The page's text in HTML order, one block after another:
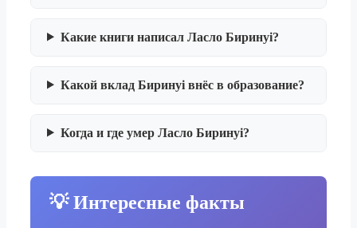
Какие книги написал Ласло Биринyi?
Какой вклад Биринyi внёс в образование?
Когда и где умер Ласло Биринyi?
💡 Интересные факты